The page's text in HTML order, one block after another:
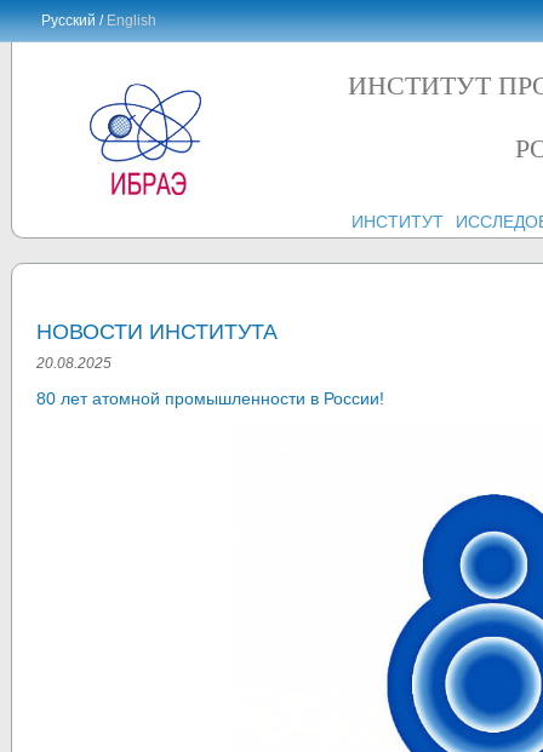
Русский /English
ИНСТИТУТ
ИНСТИТУТ
НОВОСТИ ИНСТИТУТА
20.08.2025
80 лет атомной промышленности в России!